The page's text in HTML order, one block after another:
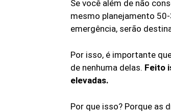
Se você além de não
mesmo planejamento
emergência, serão
Por isso, é importante
de nenhuma delas. Feito
elevadas.
Por que isso? Porque as